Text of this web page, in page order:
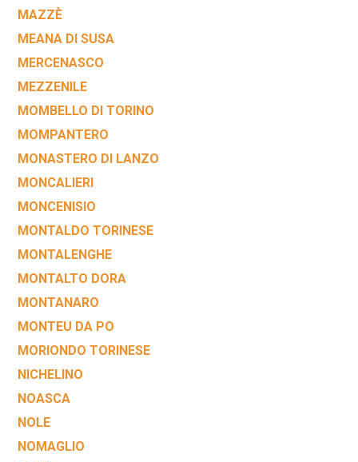
MAZZÈ
MEANA DI SUSA
MERCENASCO
MEZZENILE
MOMBELLO DI TORINO
MOMPANTERO
MONASTERO DI LANZO
MONCALIERI
MONCENISIO
MONTALDO TORINESE
MONTALENGHE
MONTALTO DORA
MONTANARO
MONTEU DA PO
MORIONDO TORINESE
NICHELINO
NOASCA
NOLE
NOMAGLIO